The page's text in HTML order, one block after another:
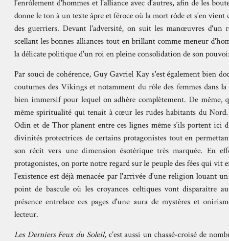
l'enrôlement d'hommes et l'alliance avec d'autres, afin de les
donne le ton à un texte âpre et féroce où la mort rôde et s'en
des guerriers. Devant l'adversité, on suit les manœuvres d'un
scellant les bonnes alliances tout en brillant comme meneur
la délicate politique d'un roi en pleine consolidation de son
Par souci de cohérence, Guy Gavriel Kay s'est également bien
coutumes des Vikings et notamment du rôle des femmes dans
bien immersif pour lequel on adhère complètement. De même,
même spiritualité qui tenait à cœur les rudes habitants du Nord.
Odin et de Thor planent entre ces lignes même s'ils portent ici
divinités protectrices de certains protagonistes tout en
son récit vers une dimension ésotérique très marquée. En
protagonistes, on porte notre regard sur le peuple des fées qui vit
l'existence est déjà menacée par l'arrivée d'une religion louant
point de bascule où les croyances celtiques vont disparaître
présence entrelace ces pages d'une aura de mystères et
lecteur.
Les Derniers Feux du Soleil,c'est aussi un chassé-croisé de